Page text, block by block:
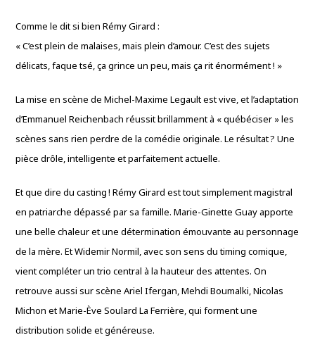
Comme le dit si bien Rémy Girard :
« C’est plein de malaises, mais plein d’amour. C’est des sujets
délicats, faque tsé, ça grince un peu, mais ça rit énormément ! »
La mise en scène de Michel-Maxime Legault est vive, et l’adaptation
d’Emmanuel Reichenbach réussit brillamment à « québéciser » les
scènes sans rien perdre de la comédie originale. Le résultat ? Une
pièce drôle, intelligente et parfaitement actuelle.
Et que dire du casting ! Rémy Girard est tout simplement magistral
en patriarche dépassé par sa famille. Marie-Ginette Guay apporte
une belle chaleur et une détermination émouvante au personnage
de la mère. Et Widemir Normil, avec son sens du timing comique,
vient compléter un trio central à la hauteur des attentes. On
retrouve aussi sur scène Ariel Ifergan, Mehdi Boumalki, Nicolas
Michon et Marie-Ève Soulard La Ferrière, qui forment une
distribution solide et généreuse.